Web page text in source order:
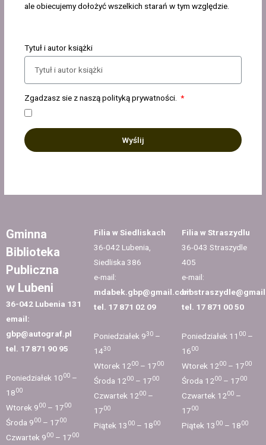
ale obiecujemy dołożyć wszelkich starań w tym względzie.
Tytuł i autor książki
Zgadzasz sie z naszą polityką prywatności.
Wyślij
Gminna
Biblioteka
Publiczna
w Lubeni
36-042 Lubenia 131
email:
gbp@autograf.pl
tel. 17 871 90 95
Poniedziałek 1000 –
1800
Wtorek 900 – 1700
Środa 900 – 1700
Czwartek 900 – 1700
Filia w Siedliskach
36-042 Lubenia,
Siedliska 386
e-mail:
mdabek.gbp@gmail.com
tel. 17 871 02 09
Poniedziałek 930–
1430
Wtorek 1200– 1700
Środa 1200– 1700
Czwartek 1200–
1700
Piątek 13 00– 1800
Filia w Straszydlu
36-043 Straszydle
405
e-mail:
tel. 17 871 00 50
Poniedziałek 11 00–
1600
Wtorek 1200– 1700
Środa 1200– 1700
Czwartek 1200–
1700
Piątek 13 00– 1800